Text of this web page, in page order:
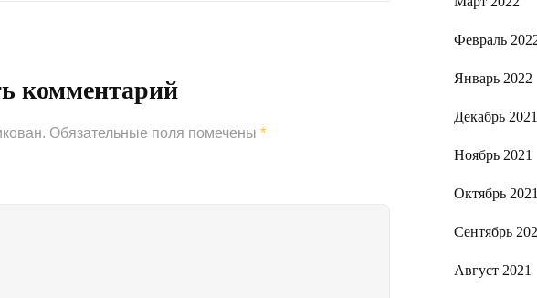
комментарий
Обязательные поля помечены *
Февраль
Январь 2022
Декабрь 2021
Ноябрь 2021
Октябрь 2021
Сентябрь
Август 2021